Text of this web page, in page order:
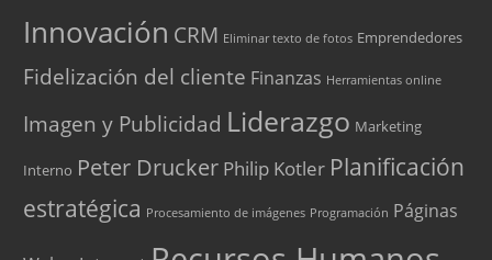
Innovación CRM Eliminar texto de fotos Emprendedores
Fidelización del cliente Finanzas Herramientas online
Imagen y Publicidad Liderazgo Marketing
Interno Peter Drucker Philip Kotler Planificación
estratégica Procesamiento de imágenes Programación Páginas